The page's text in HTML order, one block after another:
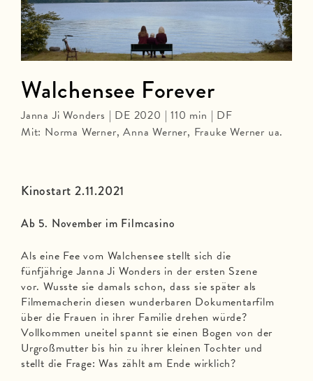
Kinostart 2.11.2021
Ab 5. November im Filmcasino
Als eine Fee vom Walchensee stellt sich die
fünfjährige Janna Ji Wonders in der ersten Szene
vor. Wusste sie damals schon, dass sie später als
Filmemacherin diesen wunderbaren Dokumentarfilm
über die Frauen in ihrer Familie drehen würde?
Vollkommen uneitel spannt sie einen Bogen von der
Urgroßmutter bis hin zu ihrer kleinen Tochter und
stellt die Frage: Was zählt am Ende wirklich?
Walchensee Forever
Janna Ji Wonders | DE 2020 | 110 min | DF
Mit: Norma Werner, Anna Werner, Frauke Werner ua.